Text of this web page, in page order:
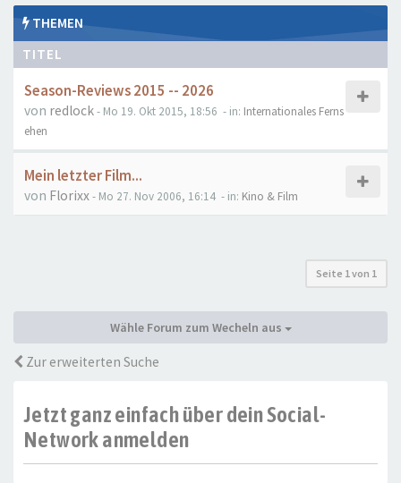
THEMEN
TITEL
Season-Reviews 2015 -- 2026
von redlock- Mo 19. Okt 2015, 18:56 - in: Internationales Ferns
ehen
Mein letzter Film...
von Florixx- Mo 27. Nov 2006, 16:14 - in: Kino & Film
Seite 1von 1
Wähle Forum zum Wecheln aus
Zur erweiterten Suche
Jetzt ganz einfach über dein Social-
Network anmelden